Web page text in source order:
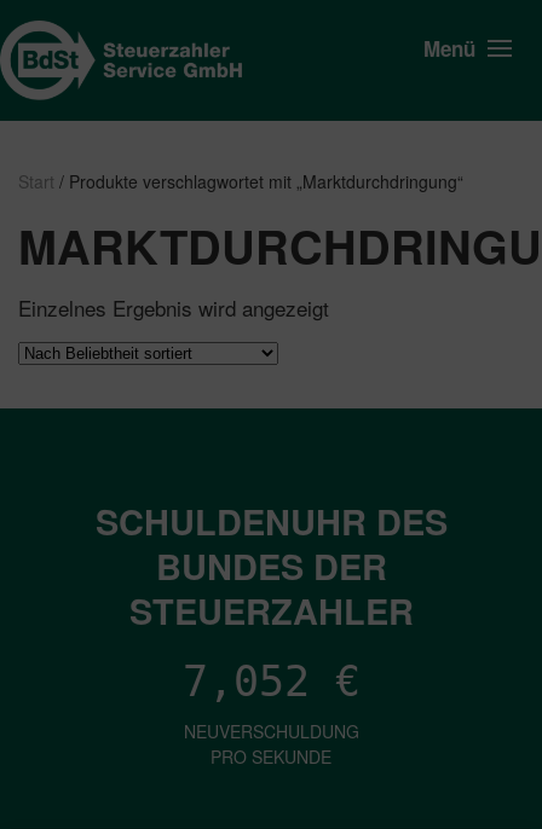
Menü
Start / Produkte verschlagwortet mit „Marktdurchdringung“
Einzelnes Ergebnis wird angezeigt
SCHULDENUHR DES
BUNDES DER
STEUERZAHLER
7,052 €
NEUVERSCHULDUNG
PRO SEKUNDE